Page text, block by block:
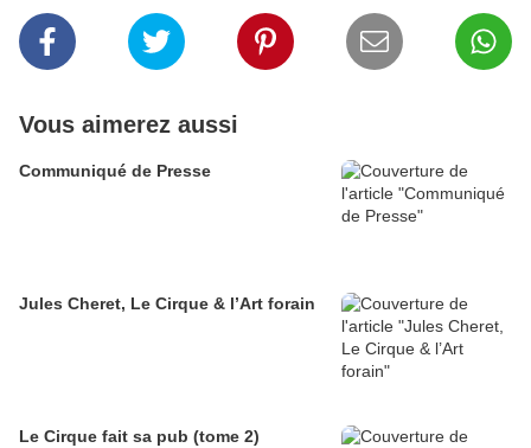
Vous aimerez aussi
Communiqué de Presse
Jules Cheret, Le Cirque & l’Art forain
Le Cirque fait sa pub (tome 2)